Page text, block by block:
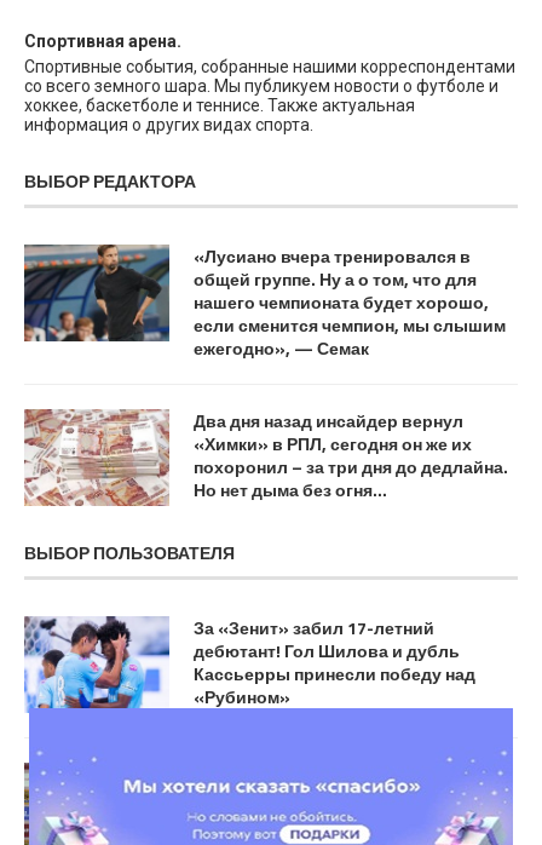
Спортивная арена.
Спортивные события, собранные нашими корреспондентами
со всего земного шара. Мы публикуем новости о футболе и
хоккее, баскетболе и теннисе. Также актуальная
информация о других видах спорта.
ВЫБОР РЕДАКТОРА
«Лусиано вчера тренировался в
общей группе. Ну а о том, что для
нашего чемпионата будет хорошо,
если сменится чемпион, мы слышим
ежегодно», — Семак
Два дня назад инсайдер вернул
«Химки» в РПЛ, сегодня он же их
похоронил – за три дня до дедлайна.
Но нет дыма без огня…
ВЫБОР ПОЛЬЗОВАТЕЛЯ
За «Зенит» забил 17-летний
дебютант! Гол Шилова и дубль
Кассьерры принесли победу над
«Рубином»
«Мы постараемся, чтобы они свое
столетие на следующий год
отмечали», — Евсеев высказался о